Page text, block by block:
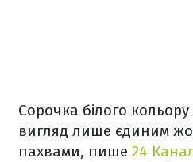
Сорочка білого кольору
вигляд лише єдиним
пахвами, пише 24